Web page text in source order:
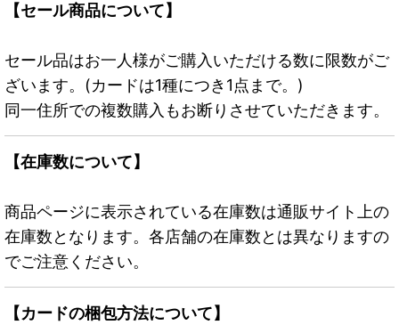
【セール商品について】
セール品はお一人様がご購入いただける数に限数がご
ざいます。(カードは1種につき1点まで。)
同一住所での複数購入もお断りさせていただきます。
【在庫数について】
商品ページに表示されている在庫数は通販サイト上の
在庫数となります。各店舗の在庫数とは異なりますの
でご注意ください。
【カードの梱包方法について】